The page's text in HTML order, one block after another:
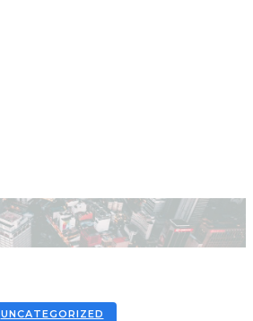
UNCATEGORIZED